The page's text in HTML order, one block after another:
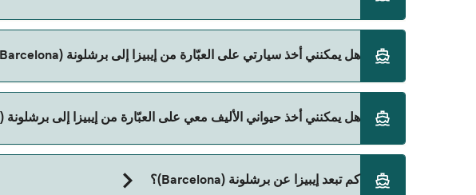
نعم، يمكنك السفر كراكب بدون سيارة من إيبيزا إلى برشلونة (Barcelona) مع:
Grandi Navi Veloci
هل يمكنني أخذ سيارتي على العبّارة من إيبيزا إلى برشلونة (Barcelona)؟
نعم، يمكنك السفر مع سيارتك على العبّارة من إيبيزا إلى برشلونة (Barcelona) مع:
هل يمكنني أخذ حيواني الأليف معي على العبّارة من إيبيزا إلى برشلونة (Barcelona)؟
على العبّارة مع:
كم تبعد إيبيزا عن برشلونة (Barcelona)؟